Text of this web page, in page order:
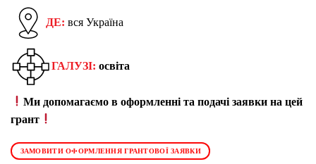
ДЕ: вся Україна
ГАЛУЗІ: освіта
Ми допомагаємо в оформленні та подачі заявки на цей
грант
ЗАМОВИТИ ОФОРМЛЕННЯ ГРАНТОВОЇ ЗАЯВКИ